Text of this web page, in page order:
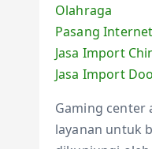
Olahraga
Pasang
Jasa Import
Jasa Import
Gaming center
layanan untuk